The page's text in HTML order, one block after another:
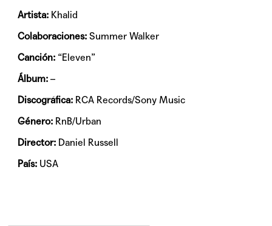
Artista: Khalid
Colaboraciones: Summer Walker
Canción: “Eleven”
Álbum: –
Discográfica: RCA Records/Sony Music
Género: RnB/Urban
Director: Daniel Russell
País: USA